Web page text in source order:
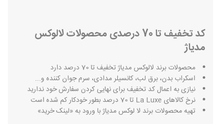
کد تخفیف تا 70 درصدی محصولات لالوکس
مدیاژ
محصولات برند لالوکس مدیاژ تخفیف تا 70 درصد دارد
اسکراب بدن، برق لب، کانسیلر مدادی، سرم جوان کننده و...
نیازی به اعمال کد تخفیف برای نهایی کردن سفارش خود ندارید
نرخ کالاهای La Luxe تا 70 درصد بطور خودکار کم شده است
تهیه محصولات برند لا لوکس مدیاژ با ورود به «لینک خرید»